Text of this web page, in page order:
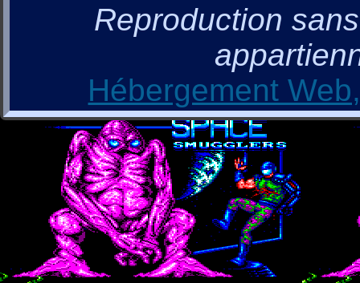
Reproduction
Hébergement